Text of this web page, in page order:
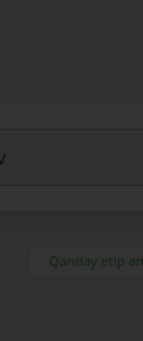
Qanday etip